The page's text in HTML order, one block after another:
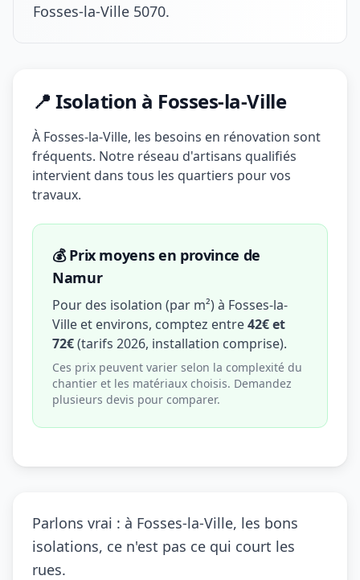
Fosses-la-Ville 5070.
📍 Isolation à Fosses-la-Ville
À Fosses-la-Ville, les besoins en rénovation sont
fréquents. Notre réseau d'artisans qualifiés
intervient dans tous les quartiers pour vos
travaux.
💰 Prix moyens en province de
Namur
Pour des isolation (par m²) à Fosses-la-
Ville et environs, comptez entre42€ et
72€(tarifs 2026, installation comprise).
Ces prix peuvent varier selon la complexité du
chantier et les matériaux choisis. Demandez
plusieurs devis pour comparer.
Parlons vrai : à Fosses-la-Ville, les bons
isolations, ce n'est pas ce qui court les
rues.